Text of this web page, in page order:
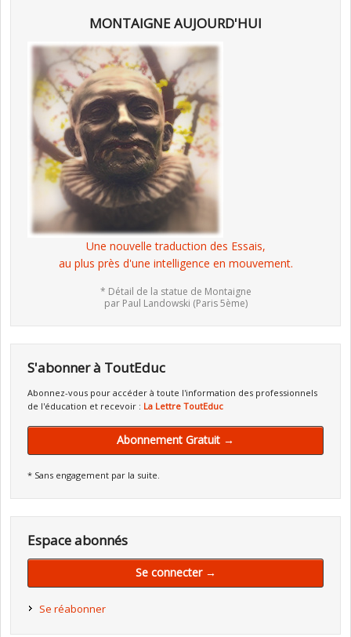
MONTAIGNE AUJOURD'HUI
Une nouvelle traduction des Essais,
au plus près d'une intelligence en mouvement.
* Détail de la statue de Montaigne
par Paul Landowski (Paris 5ème)
S'abonner à ToutEduc
Abonnez-vous pour accéder à toute l'information des professionnels
de l'éducation et recevoir : La Lettre ToutEduc
Abonnement Gratuit →
* Sans engagement par la suite.
Espace abonnés
Se connecter →
Se réabonner